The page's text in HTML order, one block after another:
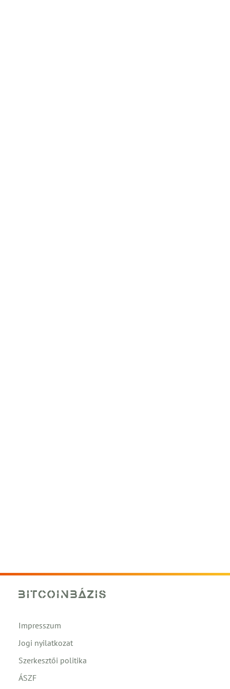
Impresszum
Jogi nyilatkozat
Szerkesztői politika
ÁSZF